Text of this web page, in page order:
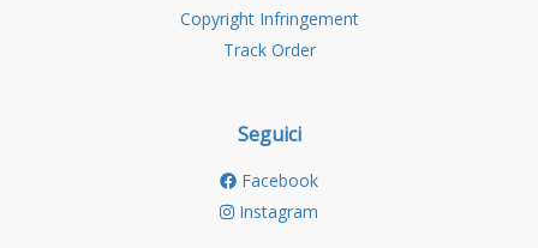
Copyright Infringement
Track Order
Seguici
Facebook
Instagram